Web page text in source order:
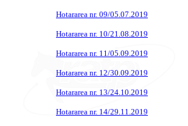
Hotararea nr. 09/05.07.2019
Hotararea nr. 10/21.08.2019
Hotararea nr. 11/05.09.2019
Hotararea nr. 12/30.09.2019
Hotararea nr. 13/24.10.2019
Hotararea nr. 14/29.11.2019